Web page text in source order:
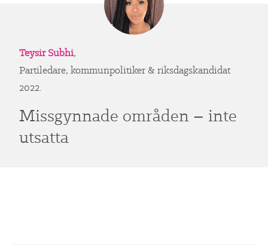
Teysir Subhi,
Partiledare, kommunpolitiker & riksdagskandidat
2022.
Missgynnade områden – inte
utsatta